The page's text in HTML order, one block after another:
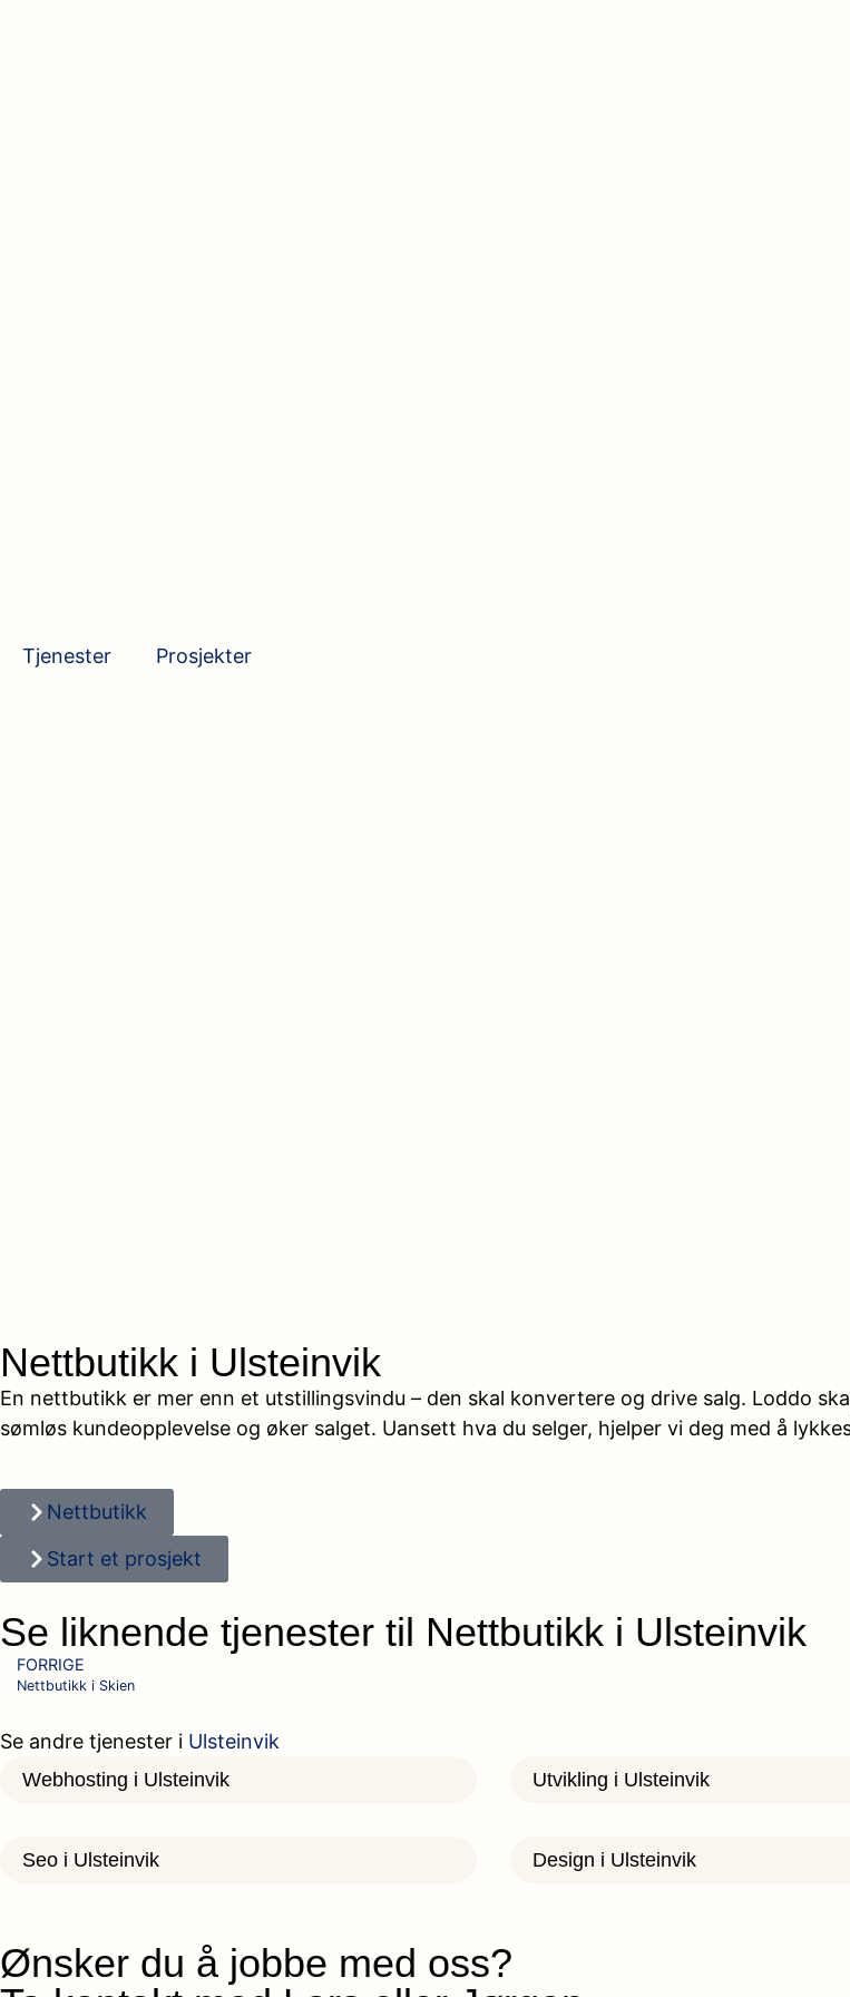
Tjenester Prosjekter
Nettbutikk i Ulsteinvik
En nettbutikk er mer enn et utstillingsvindu – den skal konvertere og drive salg. Loddo
sømløs kundeopplevelse og øker salget. Uansett hva du selger, hjelper vi deg med å
Nettbutikk
Start et prosjekt
Se liknende tjenester til Nettbutikk i Ulsteinvik
FORRIGE
Nettbutikk i Skien
Se andre tjenester i Ulsteinvik
Webhosting i Ulsteinvik Utvikling i Ulsteinvik
Seo i Ulsteinvik Design i Ulsteinvik
Ønsker du å jobbe med oss?